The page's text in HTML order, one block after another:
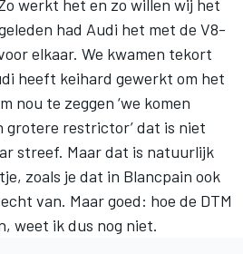
werkt het en zo willen wij het
had Audi het met de V8-
elkaar. We kwamen tekort
heeft keihard gewerkt om het
nou te zeggen ‘we komen
restrictor’ dat is niet
streef. Maar dat is natuurlijk
zoals je dat in Blancpain ook
van. Maar goed: hoe de DTM
weet ik dus nog niet.